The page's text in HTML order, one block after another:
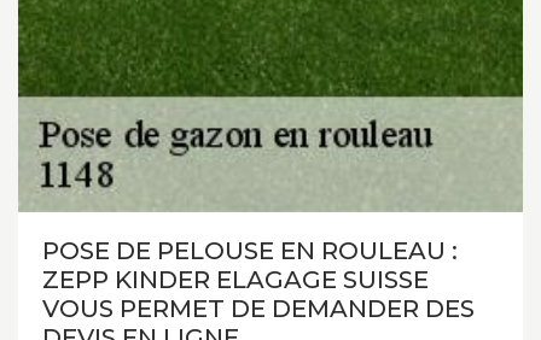
POSE DE PELOUSE EN ROULEAU :
ZEPP KINDER ELAGAGE SUISSE
VOUS PERMET DE DEMANDER DES